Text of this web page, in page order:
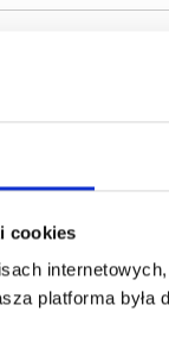
cookies
platforma była
Atlantyda –
Donnelly
Donnelly –
wydanie